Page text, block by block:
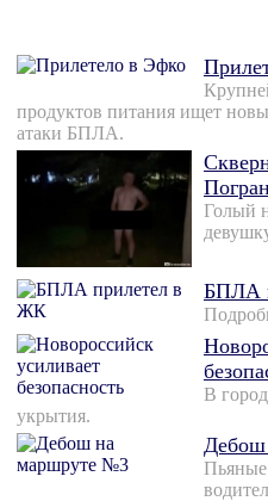
продуктов питания ищет
атаки БПЛА.
Голый
БПЛА
В
укрытия.
Пьяные